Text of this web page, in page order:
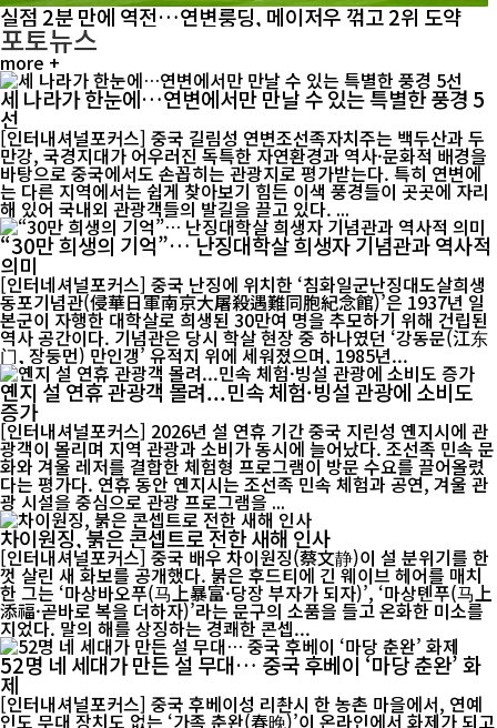
실점 2분 만에 역전…연변룽딩, 메이저우 꺾고 2위 도약
포토뉴스
more +
세 나라가 한눈에…연변에서만 만날 수 있는 특별한 풍경 5
선
[인터내셔널포커스] 중국 길림성 연변조선족자치주는 백두산과 두
만강, 국경지대가 어우러진 독특한 자연환경과 역사·문화적 배경을
바탕으로 중국에서도 손꼽히는 관광지로 평가받는다. 특히 연변에
는 다른 지역에서는 쉽게 찾아보기 힘든 이색 풍경들이 곳곳에 자리
해 있어 국내외 관광객들의 발길을 끌고 있다. ...
“30만 희생의 기억”… 난징대학살 희생자 기념관과 역사적
의미
[인터네셔널포커스] 중국 난징에 위치한 ‘침화일군난징대도살희생
동포기념관(侵華日軍南京大屠殺遇難同胞紀念館)’은 1937년 일
본군이 자행한 대학살로 희생된 30만여 명을 추모하기 위해 건립된
역사 공간이다. 기념관은 당시 학살 현장 중 하나였던 ‘강동문(江东
门, 장둥먼) 만인갱’ 유적지 위에 세워졌으며, 1985년...
옌지 설 연휴 관광객 몰려...민속 체험·빙설 관광에 소비도
증가
[인터내셔널포커스] 2026년 설 연휴 기간 중국 지린성 옌지시에 관
광객이 몰리며 지역 관광과 소비가 동시에 늘어났다. 조선족 민속 문
화와 겨울 레저를 결합한 체험형 프로그램이 방문 수요를 끌어올렸
다는 평가다. 연휴 동안 옌지시는 조선족 민속 체험과 공연, 겨울 관
광 시설을 중심으로 관광 프로그램을 ...
차이원징, 붉은 콘셉트로 전한 새해 인사
[인터내셔널포커스] 중국 배우 차이원징(蔡文静)이 설 분위기를 한
껏 살린 새 화보를 공개했다. 붉은 후드티에 긴 웨이브 헤어를 매치
한 그는 ‘마상바오푸(马上暴富·당장 부자가 되자)’, ‘마상톈푸(马上
添福·곧바로 복을 더하자)’라는 문구의 소품을 들고 온화한 미소를
지었다. 말의 해를 상징하는 경쾌한 콘셉...
52명 네 세대가 만든 설 무대… 중국 후베이 ‘마당 춘완’ 화
제
[인터내셔널포커스] 중국 후베이성 리촨시 한 농촌 마을에서, 연예
인도 무대 장치도 없는 ‘가족 춘완(春晚)’이 온라인에서 화제가 되고